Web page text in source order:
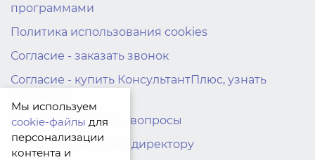
Мы используем
cookie-файлы для
персонализации
контента и
программами
Политика использования cookies
Согласие - заказать звонок
Согласие - купить КонсультантПлюс, узнать
Согласие - остались вопросы
Согласие - написать директору